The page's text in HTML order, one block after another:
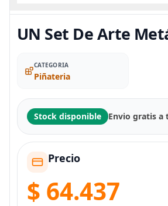
UN Set De Arte
CATEGORIA
Piñateria
Stock disponible Envio gratis a
Precio
$ 64.437